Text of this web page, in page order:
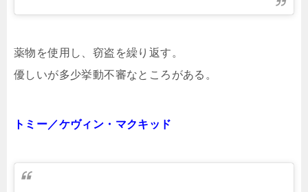
薬物を使用し、窃盗を繰り返す。
優しいが多少挙動不審なところがある。
トミー／ケヴィン・マクキッド